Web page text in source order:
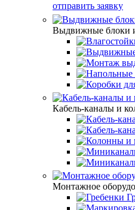
отправить заявку
Выдвижные блоки
Кабель-каналы и
Монтажное